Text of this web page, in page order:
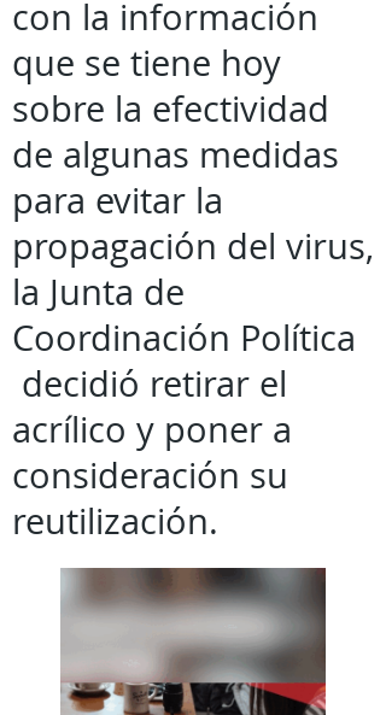
con la información
que se tiene hoy
sobre la efectividad
de algunas medidas
para evitar la
propagación del virus,
la Junta de
Coordinación Política
decidió retirar el
acrílico y poner a
consideración su
reutilización.